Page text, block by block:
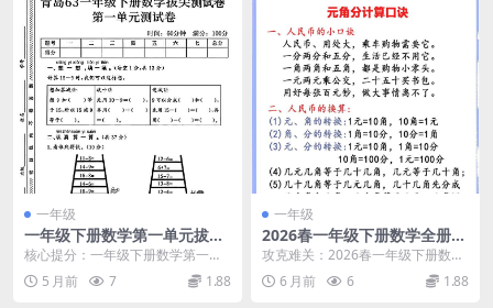
一年级
一年级下册数学第一单元拔尖
测试卷青岛63版同步提分专项
核心提分：一年级下册数学第一单
元拔尖测试卷青岛63版同步练习 进
入一年级下学期，...
5 月前 7 1.88
一年级
2026春一年级下册数学全册重
点知识汇总与核心考点专项复
攻克难关：2026春一年级下册数学
全册重点知识汇总解析 大家好，我
是学科星。进入...
6 月前 6 1.88